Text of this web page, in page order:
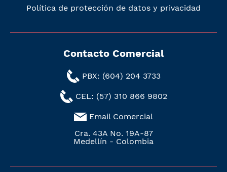
Política de protección de datos y privacidad
Contacto Comercial
PBX: (604) 204 3733
CEL: (57) 310 866 9802
Email Comercial
Cra. 43A No. 19A-87
Medellín - Colombia